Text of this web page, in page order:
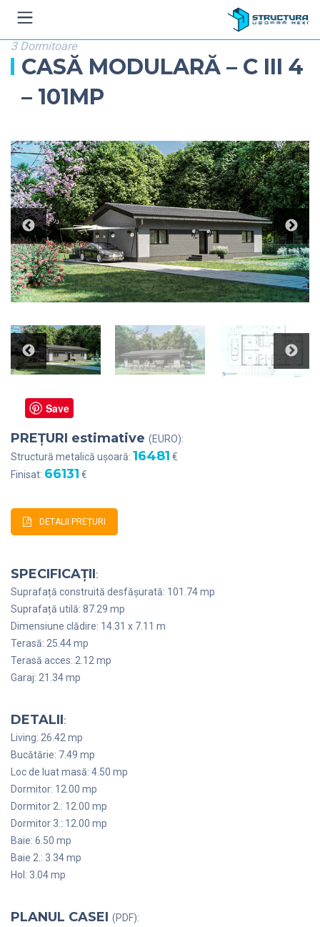
3 Dormitoare
CASĂ MODULARĂ – C III 4
– 101MP
Save
PREȚURI estimative (EURO):
Structură metalică ușoară: 16481 €
Finisat: 66131 €
DETALII PREȚURI
SPECIFICAȚII:
Suprafață construită desfășurată: 101.74 mp
Suprafață utilă: 87.29 mp
Dimensiune clădire: 14.31 x 7.11 m
Terasă: 25.44 mp
Terasă acces: 2.12 mp
Garaj: 21.34 mp
DETALII:
Living: 26.42 mp
Bucătărie: 7.49 mp
Loc de luat masă: 4.50 mp
Dormitor: 12.00 mp
Dormitor 2.: 12.00 mp
Dormitor 3.: 12.00 mp
Baie: 6.50 mp
Baie 2.: 3.34 mp
Hol: 3.04 mp
PLANUL CASEI (PDF):